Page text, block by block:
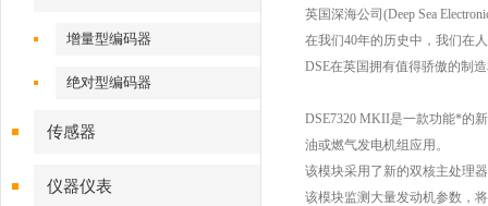
增量型编码器
绝对型编码器
传感器
仪器仪表
英国深海公司 (Deep Sea
在我们40年的历史中，我们在
DSE在英国拥有值得骄傲的制
DSE7320 MKII是一款功能*的
油或燃气发电机组应用。
该模块采用了新的双核主处理
该模块监测大量发动机参数，